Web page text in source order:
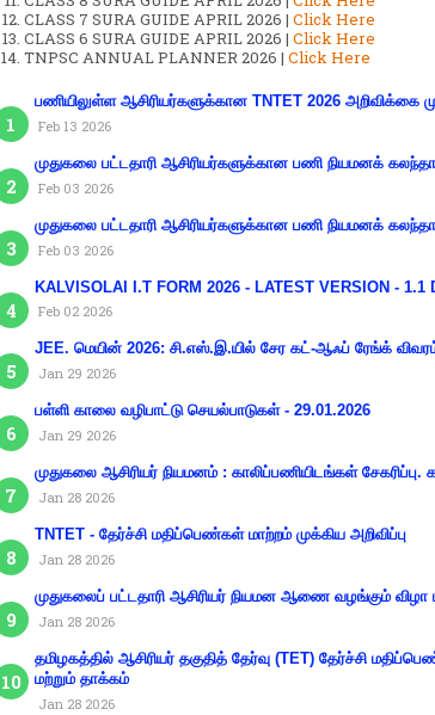
CLASS 7 SURA GUIDE APRIL 2026 | Click Here
CLASS 6 SURA GUIDE APRIL 2026 | Click Here
TNPSC ANNUAL PLANNER 2026 | Click Here
பணியிலுள்ள ஆசிரியர்களுக்கான TNTET 2026 அறிவிக்கை
Feb 13 2026
முதுகலை பட்டதாரி ஆசிரியர்களுக்கான பணி நியமனக்
Feb 03 2026
முதுகலை பட்டதாரி ஆசிரியர்களுக்கான பணி நியமனக்
Feb 03 2026
KALVISOLAI I.T FORM 2026 - LATEST VERSION - 1.1
Feb 02 2026
JEE. மெயின் 2026: சி.எஸ்.இ.யில் சேர கட்-ஆஃப் ரேங்க்
Jan 29 2026
பள்ளி காலை வழிபாட்டு செயல்பாடுகள் - 29.01.2026
Jan 29 2026
முதுகலை ஆசிரியர் நியமனம் : காலிப்பணியிடங்கள் சேகரிப்பு.
Jan 28 2026
TNTET - தேர்ச்சி மதிப்பெண்கள் மாற்றம் முக்கிய அறிவிப்பு
Jan 28 2026
முதுகலைப் பட்டதாரி ஆசிரியர் நியமன ஆணை வழங்கும் விழா
Jan 28 2026
தமிழகத்தில் ஆசிரியர் தகுதித் தேர்வு (TET) தேர்ச்சி
மற்றும் தாக்கம்
Jan 28 2026